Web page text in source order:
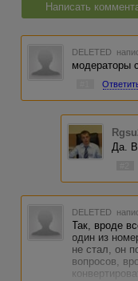
Написать
DELETED
модераторы
Да.
DELETED
Так, вроде
один из
не стал, он
вопросов,